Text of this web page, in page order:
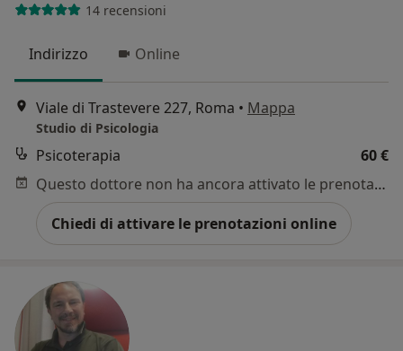
14 recensioni
Indirizzo Online
Viale di Trastevere 227, Roma • Mappa
Studio di Psicologia
Psicoterapia
60 €
Questo dottore non ha ancora attivato le prenotazioni online presso questo indirizzo.
Chiedi di attivare le prenotazioni online